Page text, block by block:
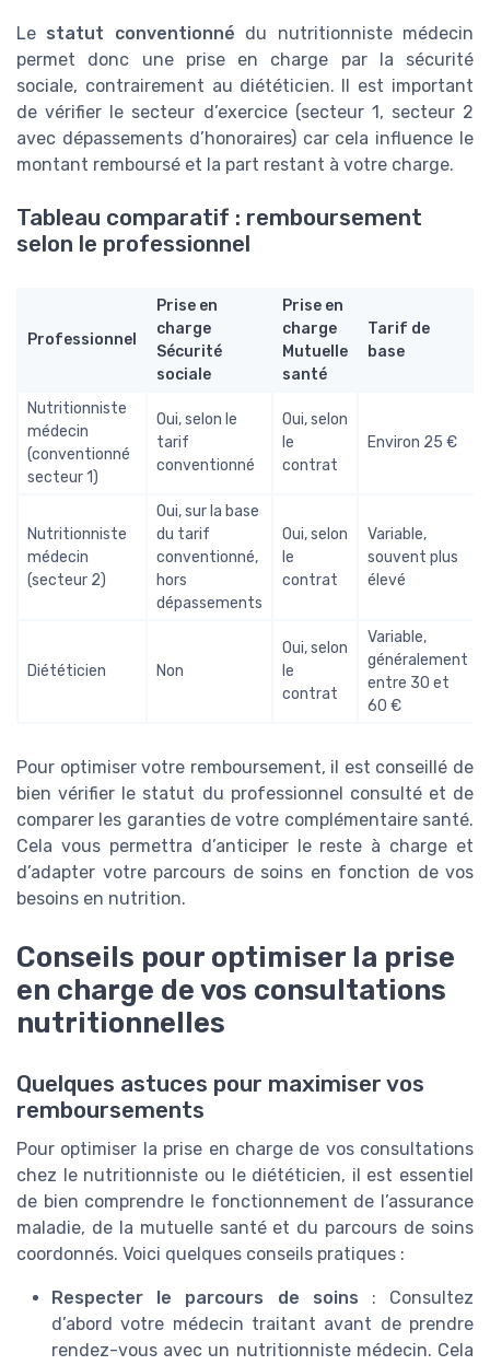
Le statut conventionné du nutritionniste médecin
permet donc une prise en charge par la sécurité
sociale, contrairement au diététicien. Il est important
de vérifier le secteur d’exercice (secteur 1, secteur 2
avec dépassements d’honoraires) car cela influence le
montant remboursé et la part restant à votre charge.
Tableau comparatif : remboursement
selon le professionnel
Professionnel
Prise en
charge
Sécurité
sociale
Prise en
charge
Mutuelle
santé
Tarif de
base
Nutritionniste
médecin
(conventionné
secteur 1)
Oui, selon le
tarif
conventionné
Oui, selon
le
contrat
Environ 25 €
Nutritionniste
médecin
(secteur 2)
Oui, sur la base
du tarif
conventionné,
hors
dépassements
Oui, selon
le
contrat
Variable,
souvent plus
élevé
Diététicien Non
Oui, selon
le
contrat
Variable,
généralement
entre 30 et
60 €
Pour optimiser votre remboursement, il est conseillé de
bien vérifier le statut du professionnel consulté et de
comparer les garanties de votre complémentaire santé.
Cela vous permettra d’anticiper le reste à charge et
d’adapter votre parcours de soins en fonction de vos
besoins en nutrition.
Conseils pour optimiser la prise
en charge de vos consultations
nutritionnelles
Quelques astuces pour maximiser vos
remboursements
Pour optimiser la prise en charge de vos consultations
chez le nutritionniste ou le diététicien, il est essentiel
de bien comprendre le fonctionnement de l’assurance
maladie, de la mutuelle santé et du parcours de soins
coordonnés. Voici quelques conseils pratiques :
Respecter le parcours de soins : Consultez
d’abord votre médecin traitant avant de prendre
rendez-vous avec un nutritionniste médecin. Cela